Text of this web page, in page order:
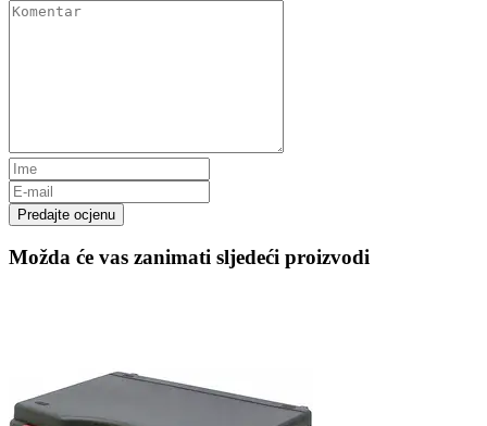
Predajte ocjenu
Možda će vas zanimati sljedeći proizvodi